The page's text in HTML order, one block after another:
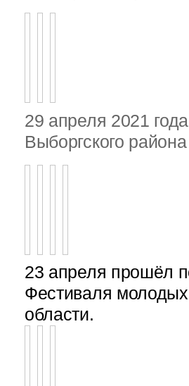
29 апреля 2021
Выборгского района
23 апреля прошёл
Фестиваля
области.